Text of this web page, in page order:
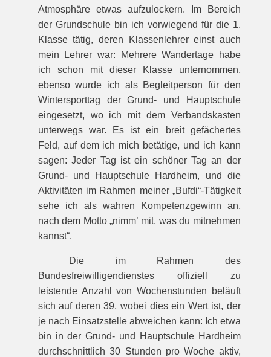
Atmosphäre etwas aufzulockern. Im Bereich
der Grundschule bin ich vorwiegend für die 1.
Klasse tätig, deren Klassenlehrer einst auch
mein Lehrer war: Mehrere Wandertage habe
ich schon mit dieser Klasse unternommen,
ebenso wurde ich als Begleitperson für den
Wintersporttag der Grund- und Hauptschule
eingesetzt, wo ich mit dem Verbandskasten
unterwegs war. Es ist ein breit gefächertes
Feld, auf dem ich mich betätige, und ich kann
sagen: Jeder Tag ist ein schöner Tag an der
Grund- und Hauptschule Hardheim, und die
Aktivitäten im Rahmen meiner „Bufdi“-Tätigkeit
sehe ich als wahren Kompetenzgewinn an,
nach dem Motto „nimm’ mit, was du mitnehmen
kannst“.
Die im Rahmen des
Bundesfreiwilligendienstes offiziell zu
leistende Anzahl von Wochenstunden beläuft
sich auf deren 39, wobei dies ein Wert ist, der
je nach Einsatzstelle abweichen kann: Ich etwa
bin in der Grund- und Hauptschule Hardheim
durchschnittlich 30 Stunden pro Woche aktiv,